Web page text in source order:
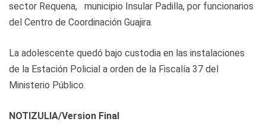
sector Requena, municipio Insular Padilla, por funcionarios
del Centro de Coordinación Guajira.
La adolescente quedó bajo custodia en las instalaciones
de la Estación Policial a orden de la Fiscalía 37 del
Ministerio Público.
NOTIZULIA/Version Final